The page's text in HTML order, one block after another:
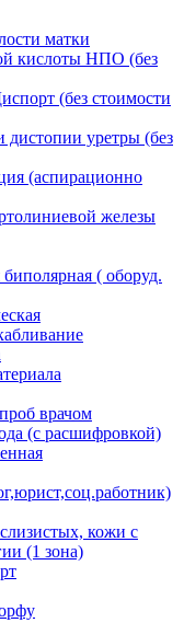
матки
кислоты НПО (без
(без стоимости
дистопии уретры (без
(аспирационно
железы
биполярная ( оборуд.
врачом
(с расшифровкой)
кожи с
(1 зона)